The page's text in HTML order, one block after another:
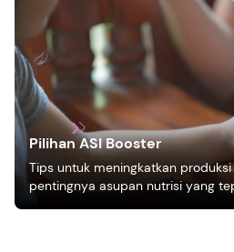
Pilihan ASI Booster
Tips untuk meningkatkan
pentingnya asupan nutrisi yang